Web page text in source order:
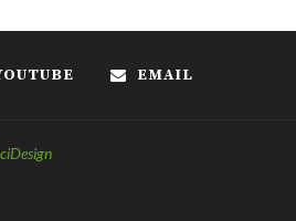
EMAIL